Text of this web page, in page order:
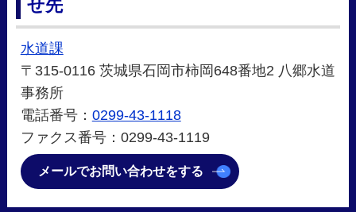
せ先
水道課
〒315-0116 茨城県石岡市柿岡648番地2 八郷水道
事務所
電話番号： 0299-43-1118
ファクス番号：0299-43-1119
メールでお問い合わせをする